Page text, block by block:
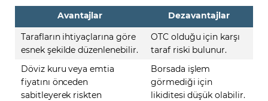
Avantajlar
Dezavantajlar
Tarafların ihtiyaçlarına göre
esnek şekilde düzenlenebilir.
OTC olduğu için karşı
taraf riski bulunur.
Döviz kuru veya emtia
fiyatını önceden
sabitleyerek riskten
Borsada işlem
görmediği için
likiditesi düşük olabilir.